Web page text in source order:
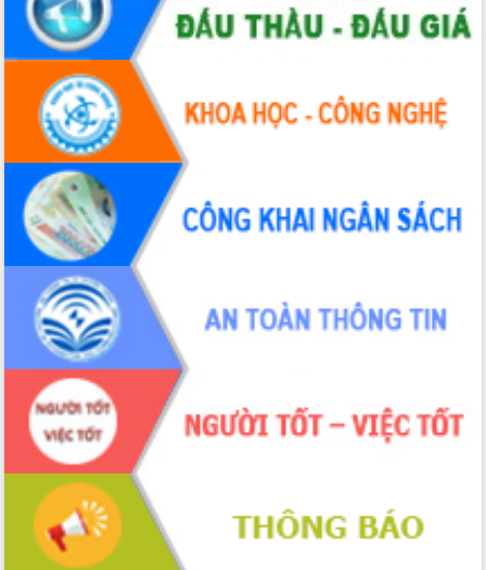
Hội nghị lần thứ tư Ban Chỉ đạo công
tác bầu cử tỉnh Đắk Lắk
Hội nghị Báo cáo viên Trung ương
tháng 01/2026
Phó Thủ tướng Hồ Quốc Dũng đánh giá
cao kết quả Chiến dịch Quang Trung
tại Đắk Lắk
Hội nghị Ban Chấp hành Đảng bộ tỉnh
Đắk Lắk lần thứ 2 (mở rộng)
Tập trung giải phóng mặt bằng, đẩy
nhanh tiến độ Tuyến đường bộ ven
Gỡ khó, khởi công xây dựng, sửa chữa
toàn bộ nhà ở cho hộ dân đúng tiến độ
đề ra
UBND tỉnh Đắk Lắk tổng kết công tác
quốc phòng, quân sự địa phương năm
2025
Tập trung triển khai quyết liệt, đồng bộ
các giải pháp nhằm thực hiện hiệu quả
các nhiệm vụ đề ra năm 2025
Phát huy vai trò của người có uy tín
trong phòng chống tảo hôn và hôn
nhân cận huyết thống